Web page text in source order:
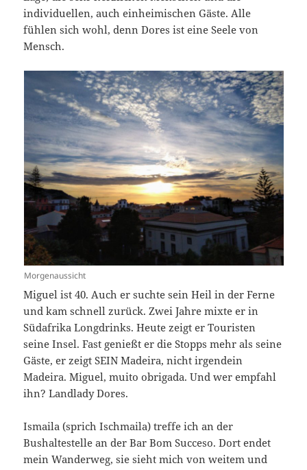
individuellen, auch einheimischen Gäste. Alle
fühlen sich wohl, denn Dores ist eine Seele von
Mensch.
Morgenaussicht
Miguel ist 40. Auch er suchte sein Heil in der Ferne
und kam schnell zurück. Zwei Jahre mixte er in
Südafrika Longdrinks. Heute zeigt er Touristen
seine Insel. Fast genießt er die Stopps mehr als seine
Gäste, er zeigt SEIN Madeira, nicht irgendein
Madeira. Miguel, muito obrigada. Und wer empfahl
ihn? Landlady Dores.
Ismaila (sprich Ischmaila) treffe ich an der
Bushaltestelle an der Bar Bom Succeso. Dort endet
mein Wanderweg, sie sieht mich von weitem und